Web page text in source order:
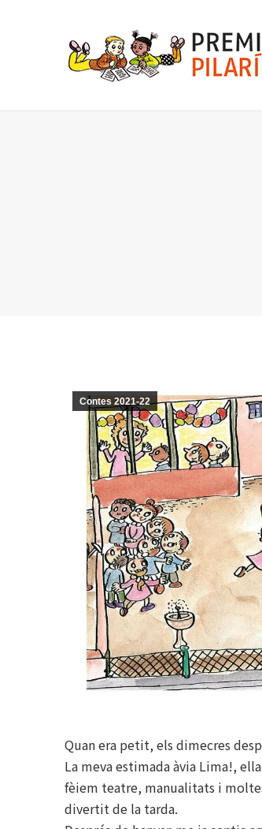
Contes 2021-22
Quan era petit, els dimecres
La meva estimada àvia Lima!,
fèiem teatre, manualitats i
divertit de la tarda.